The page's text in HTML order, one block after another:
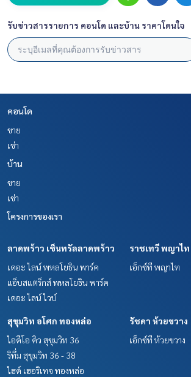
รับข่าวสารรายการ คอนโด และบ้าน ราคาโดนใจ
คอนโด
ขาย
เช่า
บ้าน
ขาย
เช่า
โครงการของเรา
ลาดพร้าว เซ็นทรัลลาดพร้าว
เดอะ ไลน์ พหลโยธิน พาร์ค
แอ็บสแตร็กส์ พหลโยธิน พาร์ค
เดอะ ไลน์ ไวบ์
ราชเทวี พญาไท
เอ็กซ์ที พญาไท
สุขุมวิท อโศก ทองหล่อ
ไอดีโอ คิว สุขุมวิท 36
ริทึ่ม สุขุมวิท 36 - 38
ไฮด์ เฮอริเทจ ทองหล่อ
รัชดา ห้วยขวาง
เอ็กซ์ที ห้วยขวาง